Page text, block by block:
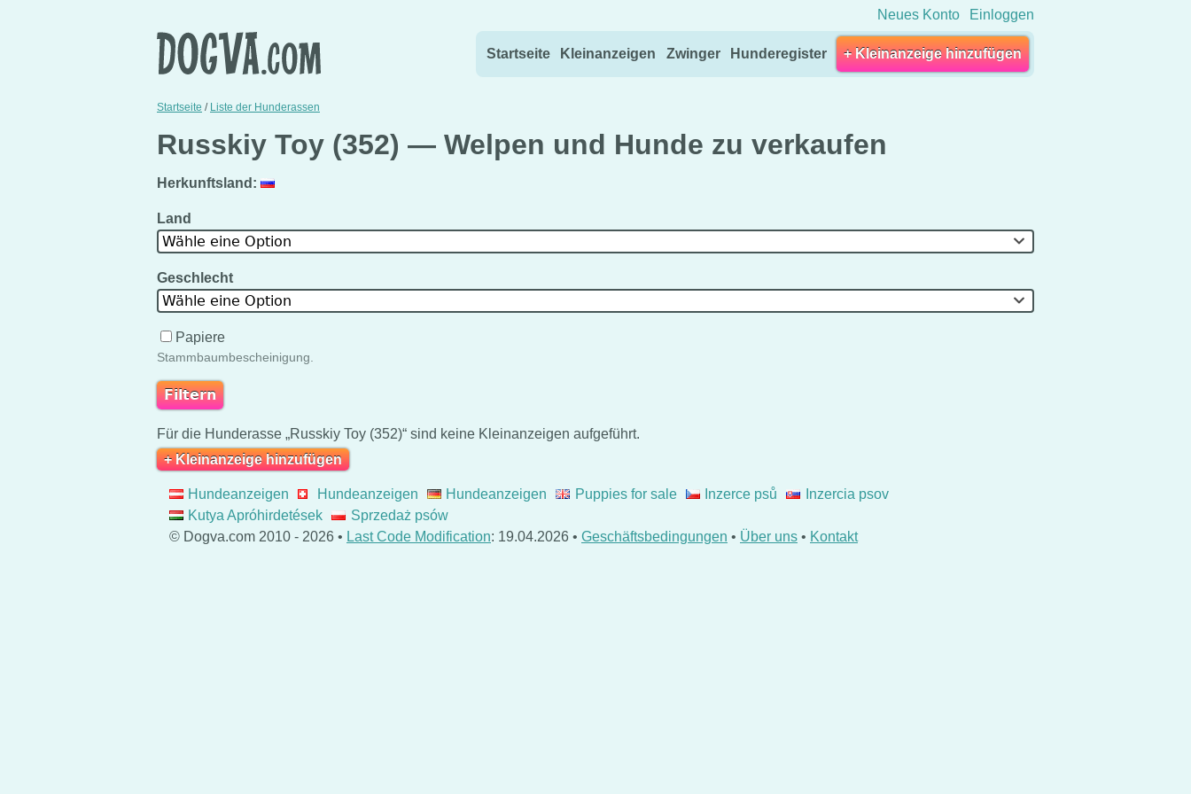
Neues Konto Einloggen
Startseite Kleinanzeigen Zwinger Hunderegister + Kleinanzeige hinzufügen
Startseite / Liste der Hunderassen
Russkiy Toy (352) — Welpen und Hunde zu verkaufen
Herkunftsland:
Land
Wähle eine Option
Geschlecht
Wähle eine Option
Papiere
Stammbaumbescheinigung.
Für die Hunderasse „Russkiy Toy (352)“ sind keine Kleinanzeigen aufgeführt.
+ Kleinanzeige hinzufügen
Hundeanzeigen Hundeanzeigen Hundeanzeigen Puppies for sale Inzerce psů
Inzercia psov
Kutya Apróhirdetések
Sprzedaż psów
© Dogva.com 2010 - 2026 • Last Code Modification: 19.04.2026 • Geschäftsbedingungen • Über uns • Kontakt